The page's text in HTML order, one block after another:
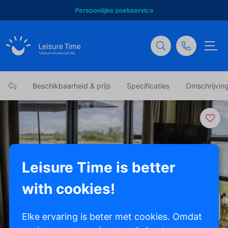
Persoonlijke zoekservice
Beschikbaarheid & prijs Specificaties
Leisure Time is better
with cookies!
Elke ervaring is beter met cookies. Omdat